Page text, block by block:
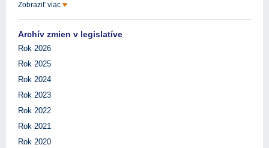
Zobraziť viac
Archív zmien v legislatíve
Rok 2026
Rok 2025
Rok 2024
Rok 2023
Rok 2022
Rok 2021
Rok 2020